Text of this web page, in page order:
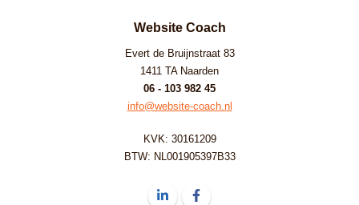
Website Coach
Evert de Bruijnstraat 83
1411 TA Naarden
06 - 103 982 45
info@website-coach.nl
KVK: 30161209
BTW: NL001905397B33
Volg ons op LinkedIn Website Coach